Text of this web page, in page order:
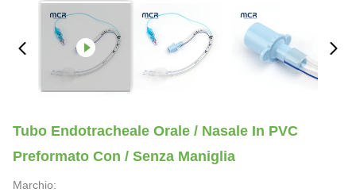
Tubo Endotracheale Orale / Nasale In PVC
Preformato Con / Senza Maniglia
Marchio: